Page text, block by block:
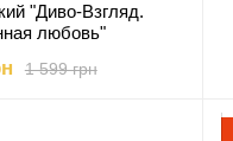
"Диво-Взгляд.
любовь"
1 599 грн